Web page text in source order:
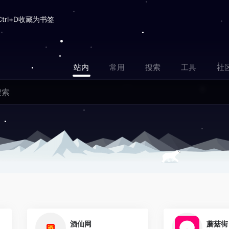
收藏为书签
站内 常用 搜索 工具 社
酒仙网 蘑菇街